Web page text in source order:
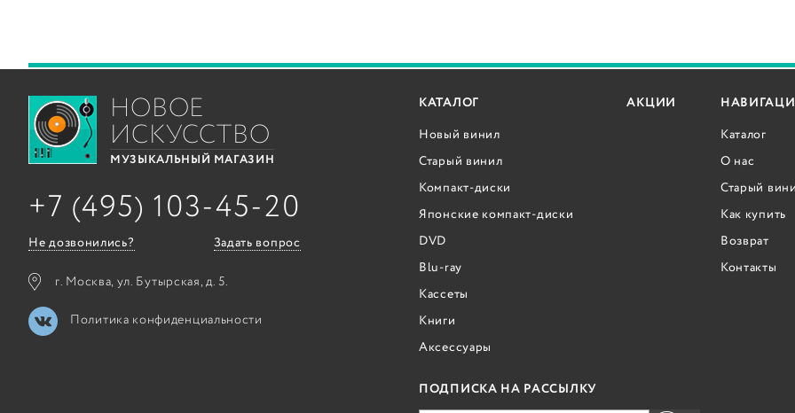
НОВОЕ
ИСКУССТВО
МУЗЫКАЛЬНЫЙ МАГАЗИН
+7 (495) 103-45-20
Не дозвонились? Задать вопрос
г. Москва, ул. Бутырская, д. 5.
Политика конфиденциальности
КАТАЛОГ
Новый винил
Старый винил
Компакт-диски
Японские компакт-диски
DVD
Blu-ray
Кассеты
Книги
Аксессуары
АКЦИИ
Каталог
О нас
Старый
Как купить
Возврат
Контакты
ПОДПИСКА НА РАССЫЛКУ